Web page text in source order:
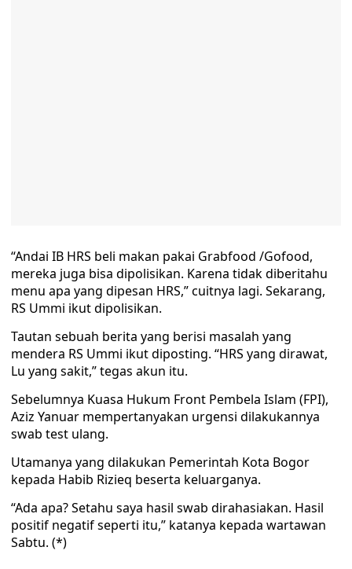
“Andai IB HRS beli makan pakai Grabfood /Gofood,
mereka juga bisa dipolisikan. Karena tidak diberitahu
menu apa yang dipesan HRS,” cuitnya lagi. Sekarang,
RS Ummi ikut dipolisikan.
Tautan sebuah berita yang berisi masalah yang
mendera RS Ummi ikut diposting. “HRS yang dirawat,
Lu yang sakit,” tegas akun itu.
Sebelumnya Kuasa Hukum Front Pembela Islam (FPI),
Aziz Yanuar mempertanyakan urgensi dilakukannya
swab test ulang.
Utamanya yang dilakukan Pemerintah Kota Bogor
kepada Habib Rizieq beserta keluarganya.
“Ada apa? Setahu saya hasil swab dirahasiakan. Hasil
positif negatif seperti itu,” katanya kepada wartawan
Sabtu. (*)